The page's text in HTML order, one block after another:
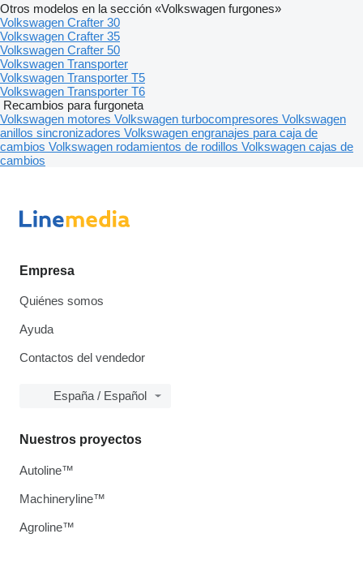
Otros modelos en la sección «Volkswagen furgones»
Volkswagen Crafter 30
Volkswagen Crafter 35
Volkswagen Crafter 50
Volkswagen Transporter
Volkswagen Transporter T5
Volkswagen Transporter T6
Recambios para furgoneta
Volkswagen motores Volkswagen turbocompresores Volkswagen
anillos sincronizadores Volkswagen engranajes para caja de
cambios Volkswagen rodamientos de rodillos Volkswagen cajas de
cambios
Empresa
Quiénes somos
Ayuda
Contactos del vendedor
España / Español
Nuestros proyectos
Autoline™
Machineryline™
Agroline™